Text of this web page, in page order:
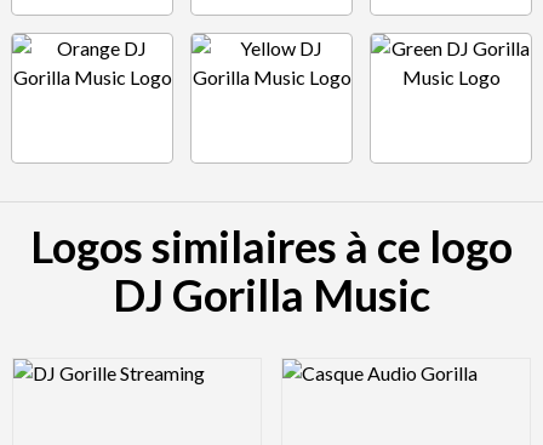
Logos similaires à ce logo
DJ Gorilla Music
Logo Preview Image Logo Preview Image